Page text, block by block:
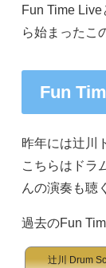
Fun Time
ら始まったこ
Fun
昨年には辻川
こちらはドラ
んの演奏も聴
過去のFun
辻川 Drum